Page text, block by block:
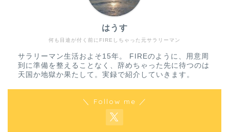
何も目途が付く前にFIREしちゃった元サラリーマン
はうす
サラリーマン生活およそ15年。 FIREのように、用意周
到に準備を整えることなく、辞めちゃった先に待つのは
天国か地獄か果たして。実録で紹介していきます。
＼ Follow me ／